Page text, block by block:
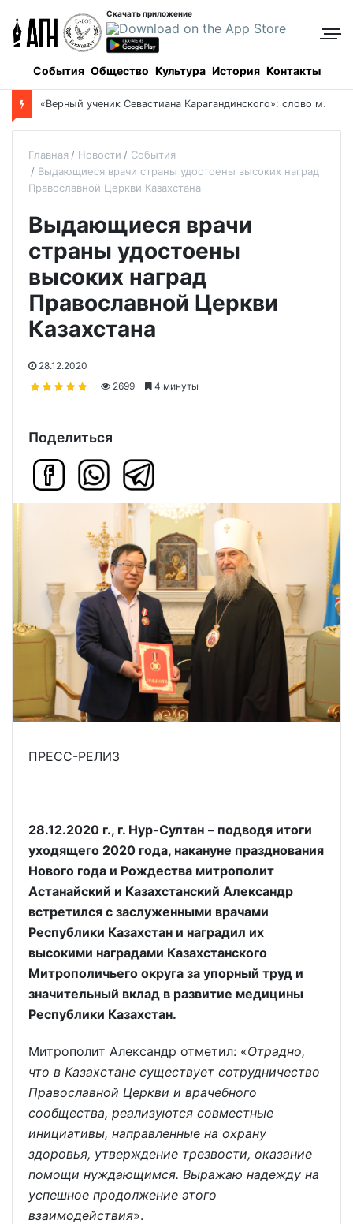
Скачать приложение
События Общество Культура История Контакты
«Верный ученик Севастиана Карагандинского»: слово митрополита Александра о почившем схиархимандрите Пахомии
Главная Новости
События
Выдающиеся врачи страны удостоены высоких наград
Православной Церкви Казахстана
Выдающиеся врачи
страны удостоены
высоких наград
Православной Церкви
Казахстана
28.12.2020
2699
4 минуты
Поделиться
ПРЕСС-РЕЛИЗ
28.12.2020 г., г. Нур-Султан – подводя итоги
уходящего 2020 года, накануне празднования
Нового года и Рождества митрополит
Астанайский и Казахстанский Александр
встретился с заслуженными врачами
Республики Казахстан и наградил их
высокими наградами Казахстанского
Митрополичьего округа за упорный труд и
значительный вклад в развитие медицины
Республики Казахстан.
Митрополит Александр отметил: «Отрадно,
что в Казахстане существует сотрудничество
Православной Церкви и врачебного
сообщества, реализуются совместные
инициативы, направленные на охрану
здоровья, утверждение трезвости, оказание
помощи нуждающимся. Выражаю надежду на
успешное продолжение этого
взаимодействия».